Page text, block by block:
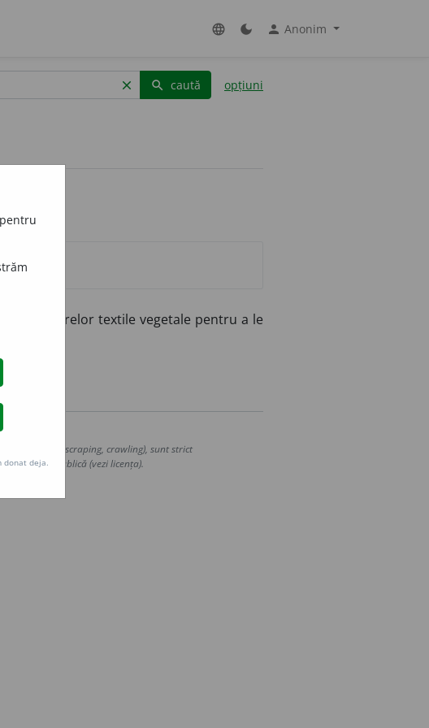
language dark_mode person Anonim
clear search caută opțiuni
al fibrelor textile vegetale pentru a le
(web scraping, crawling), sunt strict
utilizare publică (vezi licența).
donat deja.